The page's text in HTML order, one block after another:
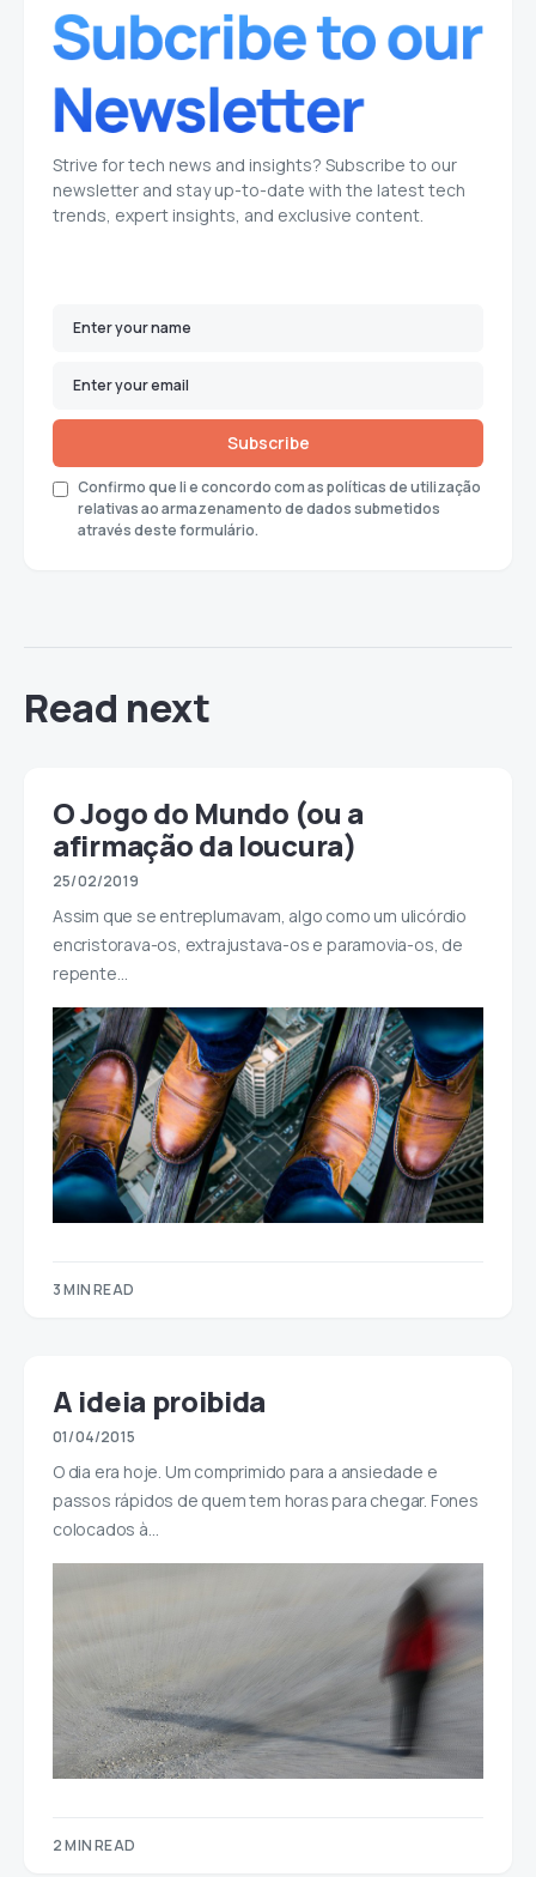
Strive for tech news and insights? Subscribe to our
newsletter and stay up-to-date with the latest tech
trends, expert insights, and exclusive content.
Subscribe
Confirmo que li e concordo com as políticas de utilização
relativas ao armazenamento de dados submetidos
através deste formulário.
Read next
O Jogo do Mundo (ou a
afirmação da loucura)
25/02/2019
Assim que se entreplumavam, algo como um ulicórdio
encristorava-os, extrajustava-os e paramovia-os, de
repente…
3 MIN READ
A ideia proibida
01/04/2015
O dia era hoje. Um comprimido para a ansiedade e
passos rápidos de quem tem horas para chegar. Fones
colocados à…
2 MIN READ